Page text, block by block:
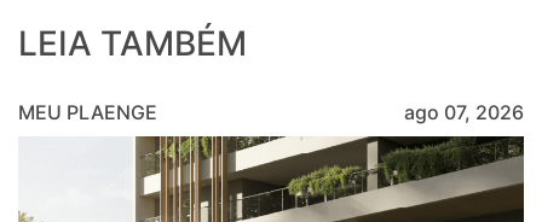
LEIA TAMBÉM
MEU PLAENGE ago 07, 2026